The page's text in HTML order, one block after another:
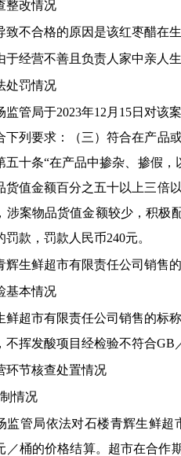
整改情况
致不合格的原因是该红枣醋在
于经营不善且负责人家中亲人
处罚情况
监管局于2023年12月15日对该
下列要求：（三）符合在产品
五十条“在产品中掺杂、掺假，
货值金额百分之五十以上三倍
涉案物品货值金额较少，积极
罚款，罚款人民币240元。
辉生鲜超市有限责任公司 销售的
基本情况
鲜超市有限责任公司销售的标
不挥发酸项目 经检验不符合GB
环节核查处置情况
情况
监管局依法对石楼青辉生鲜超
／桶的价格结算。超市在合作